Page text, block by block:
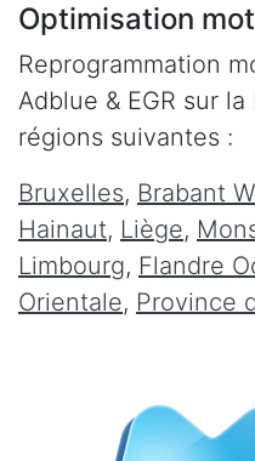
Optimisation
Reprogrammation
Adblue & EGR sur
régions suivantes :
Bruxelles, Brabant
Hainaut, Liège,
Limbourg, Flandre
Orientale, Province